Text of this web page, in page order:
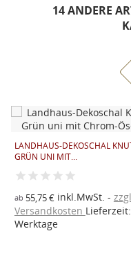
14 ANDERE
LANDHAUS-DEKOSCHAL
GRÜN UNI MIT...
ab 55,75 €inkl.MwSt.
zzgl.
Versandkosten
Werktage